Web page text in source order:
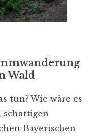
Wald
tun? Wie wäre es
Bayerischen